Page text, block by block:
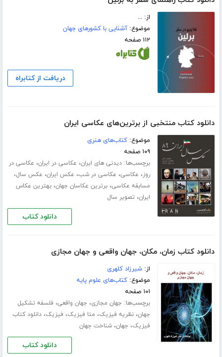
از: ...
موضوع:آشنایی با کشورهای جهان
۱۱۲ صفحه
دریافت از کتابراه
دانلود کتاب منتخبی از برترین‌های عکاسی ایران
موضوع:کتاب‌های هنری
۱۰۹ صفحه
برچسب‌ها:دیدنی های ایران، عکاسی در ایران، عکاسی در
روز، عکاسی، عکاسی در شب، عکس ایران، عکس سال،
مسابقه عکاسی،برترین عکاسان جهان،بهترین عکاس
ایران، تصویر سال
دانلود کتاب
دانلود کتاب زمان، مکان، جهان واقعی و جهان مجازی
از:شیرزاد کلهری
موضوع:کتاب‌های علوم پایه
۱۰۱ صفحه
برچسب‌ها: جهان مجازی، جهان واقعی، فلسفه تشکیل
جهان،نظریه فیزیک، متا فیزیک، فیزیک،دانلود کتاب
فیزیک، جهان،شناخت جهان
دانلود کتاب